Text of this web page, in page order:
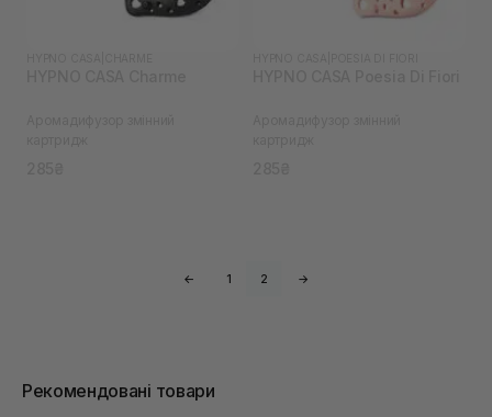
← 1 2 →
Рекомендовані товари